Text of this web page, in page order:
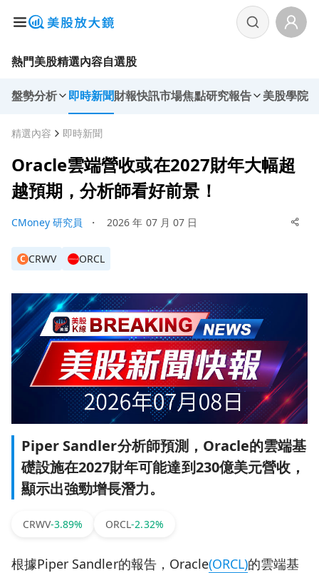
熱門美股精選內容自選股
盤勢分析 即時新聞財報快訊市場焦點研究報告 美股學院
精選內容 即時新聞
Oracle雲端營收或在2027財年大幅超
越預期，分析師看好前景！
CMoney 研究員 ・ 2026 年 07 月 07 日
C CRWV ORCL
Piper Sandler分析師預測，Oracle的雲端基
礎設施在2027財年可能達到230億美元營收，
顯示出強勁增長潛力。
CRWV-3.89% ORCL-2.32%
根據Piper Sandler的報告，Oracle(ORCL)的雲端基